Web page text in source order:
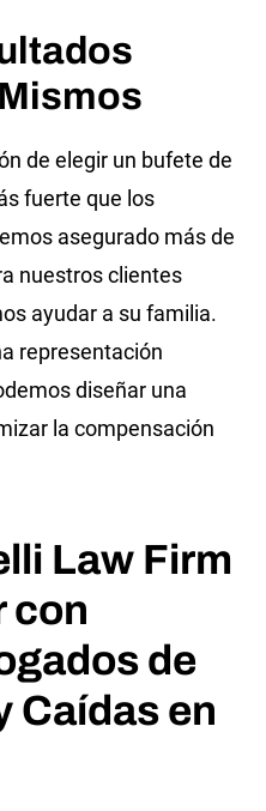
de elegir un bufete de
fuerte que los
asegurado más de
nuestros clientes
ayudar a su familia.
representación
diseñar una
la compensación
Law Firm
con
de
Caídas en